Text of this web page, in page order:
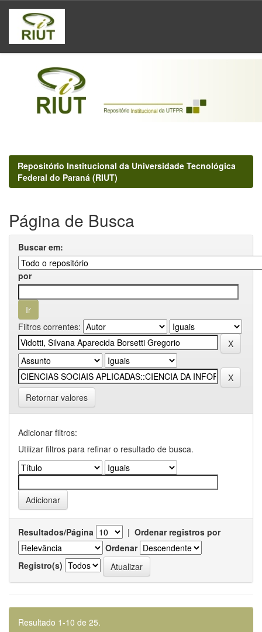
Skip
navigation
Repositório Institucional da Universidade Tecnológica
Federal do Paraná (RIUT)
Página de Busca
Buscar em:
por
Filtros correntes:
Retornar valores
Adicionar filtros:
Utilizar filtros para refinar o resultado de busca.
Resultados/Página | Ordenar registros por
Ordenar
Registro(s)
Resultado 1-10 de 25.